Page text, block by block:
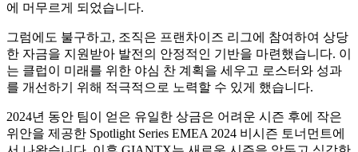
에 머무르게 되었습니다.
그럼에도 불구하고, 조직은 프랜차이즈 리그에 참여하여 상당
한 자금을 지원받아 발전의 안정적인 기반을 마련했습니다. 이
는 클럽이 미래를 위한 야심 찬 계획을 세우고 로스터와 성과
를 개선하기 위해 적극적으로 노력할 수 있게 했습니다.
2024년 동안 팀이 얻은 유일한 상금은 어려운 시즌 후에 작은
위안을 제공한 Spotlight Series EMEA 2024 비시즌 토너먼트에